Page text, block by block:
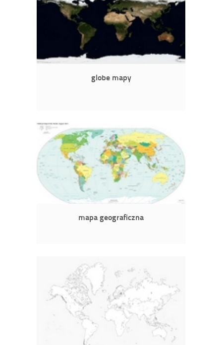
globe mapy
mapa geograficzna